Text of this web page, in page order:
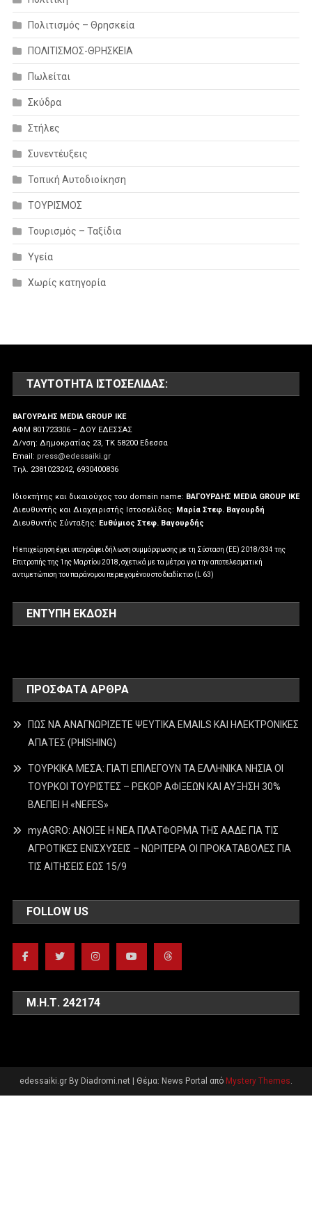
Πολιτισμός – Θρησκεία
ΠΟΛΙΤΙΣΜΟΣ-ΘΡΗΣΚΕΙΑ
Πωλείται
Σκύδρα
Στήλες
Συνεντέυξεις
Τοπική Αυτοδιοίκηση
ΤΟΥΡΙΣΜΟΣ
Τουρισμός – Ταξίδια
Υγεία
Χωρίς κατηγορία
ΤΑΥΤΌΤΗΤΑ ΙΣΤΟΣΕΛΊΔΑΣ:
ΒΑΓΟΥΡΔΗΣ MEDIA GROUP IKE
ΑΦΜ 801723306 – ΔΟΥ ΕΔΕΣΣΑΣ
Δ/νση: Δημοκρατίας 23, ΤΚ 58200 Εδεσσα
Email: press@edessaiki.gr
Tηλ. 2381023242, 6930400836
Ιδιοκτήτης και δικαιούχος του domain name: ΒΑΓΟΥΡΔΗΣ MEDIA GROUP IKE
Διευθυντής και Διαχειριστής Ιστοσελίδας: Μαρία Στεφ. Βαγουρδή
Διευθυντής Σύνταξης: Ευθύμιος Στεφ. Βαγουρδής
Η επιχείρηση έχει υπογράψει δήλωση συμμόρφωσης με τη Σύσταση (ΕΕ) 2018/334 της
Επιτροπής της 1ης Μαρτίου 2018, σχετικά με τα μέτρα για την αποτελεσματική
αντιμετώπιση του παράνομου περιεχομένου στο διαδίκτυο (L 63)
ΕΝΤΥΠΗ ΕΚΔΟΣΗ
ΠΡΌΣΦΑΤΑ ΆΡΘΡΑ
ΠΩΣ ΝΑ ΑΝΑΓΝΩΡΙΖΕΤΕ ΨΕΥΤΙΚΑ EMAILS ΚΑΙ ΗΛΕΚΤΡΟΝΙΚΕΣ
ΑΠΑΤΕΣ (PHISHING)
ΤΟΥΡΚΙΚΑ ΜΕΣΑ: ΓΙΑΤΙ ΕΠΙΛΕΓΟΥΝ ΤΑ ΕΛΛΗΝΙΚΑ ΝΗΣΙΑ ΟΙ
ΤΟΥΡΚΟΙ ΤΟΥΡΙΣΤΕΣ – ΡΕΚΟΡ ΑΦΙΞΕΩΝ ΚΑΙ ΑΥΞΗΣΗ 30%
ΒΛΕΠΕΙ Η «NEFES»
myAGRO: ΑΝΟΙΞΕ Η ΝΕΑ ΠΛΑΤΦΟΡΜΑ ΤΗΣ ΑΑΔΕ ΓΙΑ ΤΙΣ
ΑΓΡΟΤΙΚΕΣ ΕΝΙΣΧΥΣΕΙΣ – ΝΩΡΙΤΕΡΑ ΟΙ ΠΡΟΚΑΤΑΒΟΛΕΣ ΓΙΑ
ΤΙΣ ΑΙΤΗΣΕΙΣ ΕΩΣ 15/9
FOLLOW US
Μ.Η.Τ. 242174
edessaiki.gr By Diadromi.net Θέμα: News Portal από Mystery Themes.